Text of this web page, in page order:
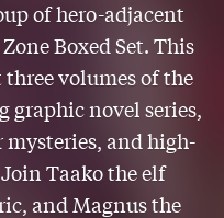
of hero-adjacent
Boxed Set. This
volumes of the
graphic novel series,
and high-
Taako the elf
and Magnus the